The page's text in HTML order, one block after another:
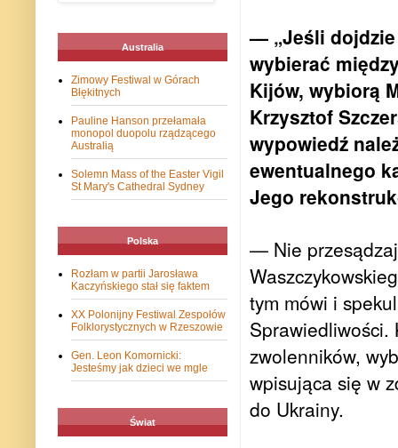
— „Jeśli dojdzie
wybierać
Kijów, wybiorą
Krzysztof
wypowiedź
ewentualnego
Jego
— Nie
tym mówi i
Sprawiedliwości.
zwolenników,
wpisująca się w
do Ukrainy.
Australia
Zimowy Festiwal w Górach
Błękitnych
Pauline Hanson przełamała
monopol duopolu rządzącego
Australią
Solemn Mass of the Easter Vigil
St Mary's Cathedral Sydney
Polska
Rozłam w partii Jarosława
Kaczyńskiego stał się faktem
XX Polonijny Festiwal Zespołów
Folklorystycznych w Rzeszowie
Gen. Leon Komornicki:
Jesteśmy jak dzieci we mgle
Świat